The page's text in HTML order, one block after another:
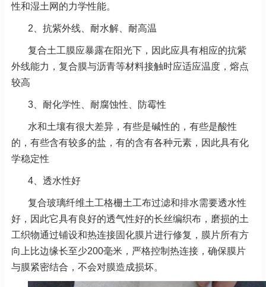
性和湿土网的力学性能。
2、抗紫外线、耐水解、耐高温
复合土工膜应暴露在阳光下，因此应具有相应的抗紫
外线能力，复合膜与沥青等材料接触时应适应温度，熔点
较高
3、耐化学性、耐腐蚀性、防霉性
水和土壤有很大差异，有些是碱性的，有些是酸性
的，有些含有较多的盐，有的含有各种元素，因此具有化
学稳定性
4、透水性好
复合玻璃纤维土工格栅土工布过滤和排水需要透水性
好，因此它具有良好的透气性好的长丝编织布，磨损的土
工织物通过铺设和热连接固化膜片进行修复，膜片所有方
向上比边缘长至少200毫米，严格控制热连接，确保膜片
与膜紧密结合，不会对膜造成损坏。